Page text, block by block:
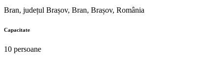
Bran, județul Brașov, Bran, Brașov, România
Capacitate
10 persoane